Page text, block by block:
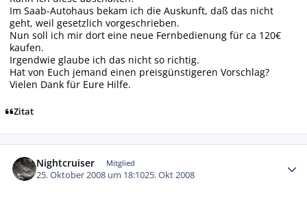
Im Saab-Autohaus bekam ich die Auskunft, daß das nicht
geht, weil gesetzlich vorgeschrieben.
Nun soll ich mir dort eine neue Fernbedienung für ca 120€
kaufen.
Irgendwie glaube ich das nicht so richtig.
Hat von Euch jemand einen preisgünstigeren Vorschlag?
Vielen Dank für Eure Hilfe.
Zitat
Nightcruiser Mitglied
25. Oktober 2008 um 18:1025. Okt 2008